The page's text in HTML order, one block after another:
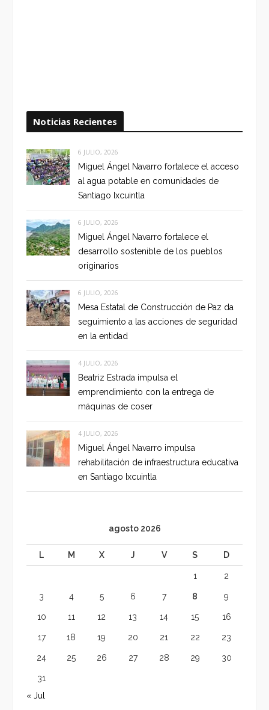
Noticias Recientes
6 JULIO, 2026
Miguel Ángel Navarro fortalece el acceso
al agua potable en comunidades de
Santiago Ixcuintla
6 JULIO, 2026
Miguel Ángel Navarro fortalece el
desarrollo sostenible de los pueblos
originarios
6 JULIO, 2026
Mesa Estatal de Construcción de Paz da
seguimiento a las acciones de seguridad
en la entidad
4 JULIO, 2026
Beatriz Estrada impulsa el
emprendimiento con la entrega de
máquinas de coser
4 JULIO, 2026
Miguel Ángel Navarro impulsa
rehabilitación de infraestructura educativa
en Santiago Ixcuintla
agosto 2026
L M X J V S D
1 2
3 4 5 6 7 8 9
10 11 12 13 14 15 16
17 18 19 20 21 22 23
24 25 26 27 28 29 30
31
« Jul